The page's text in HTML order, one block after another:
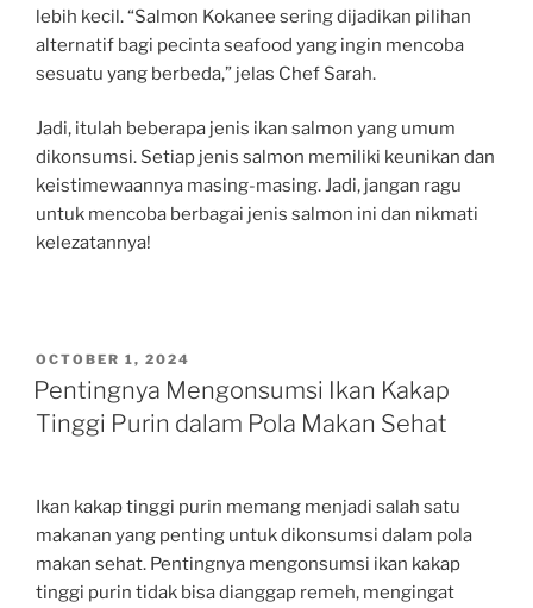
lebih kecil. “Salmon Kokanee sering dijadikan pilihan
alternatif bagi pecinta seafood yang ingin mencoba
sesuatu yang berbeda,” jelas Chef Sarah.
Jadi, itulah beberapa jenis ikan salmon yang umum
dikonsumsi. Setiap jenis salmon memiliki keunikan dan
keistimewaannya masing-masing. Jadi, jangan ragu
untuk mencoba berbagai jenis salmon ini dan nikmati
kelezatannya!
POSTED
ON
OCTOBER 1, 2024
Pentingnya Mengonsumsi Ikan Kakap
Tinggi Purin dalam Pola Makan Sehat
Ikan kakap tinggi purin memang menjadi salah satu
makanan yang penting untuk dikonsumsi dalam pola
makan sehat. Pentingnya mengonsumsi ikan kakap
tinggi purin tidak bisa dianggap remeh, mengingat